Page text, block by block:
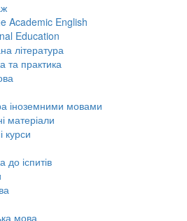
Academic English
Education
література
та практика
іноземними мовами
матеріали
курси
до іспитів
мова